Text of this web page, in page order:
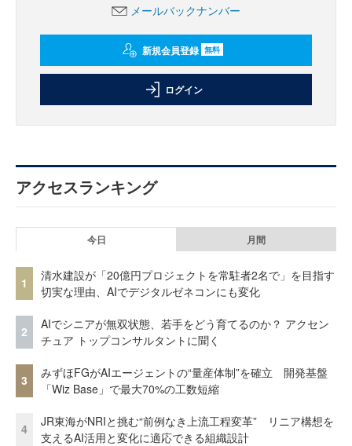
メールバックナンバー
新規会員登録 無料
ログイン
アクセスランキング
今日 月間
1
清水建設が「20億円プロジェクトを常駐者2名で」を目指す
切実な理由、AIでデジタルゼネコンにも変化
2
AIでシニアが無双状態、若手をどう育てるのか？ アクセン
チュア トップコンサルタントに聞く
3
みずほFGがAIエージェントの“量産体制”を確立 開発基盤
「Wiz Base」で最大70%の工数短縮
4
JR東海がNRIと挑む“前例なき上流工程変革” リニア構想を
支えるAI活用と変化に適応できる組織設計